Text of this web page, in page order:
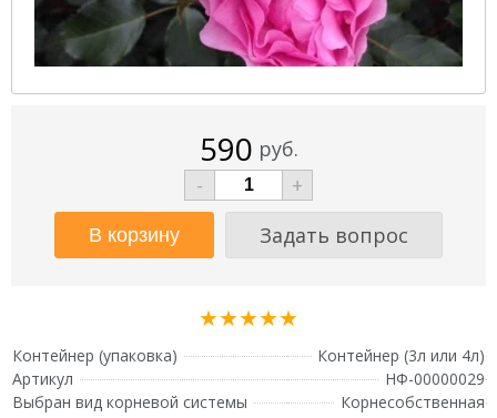
590 руб.
-
+
Задать вопрос
★★★★★
Контейнер (упаковка)
Контейнер (3л или 4л)
Артикул
НФ-00000029
Выбран вид корневой системы
Корнесобственная